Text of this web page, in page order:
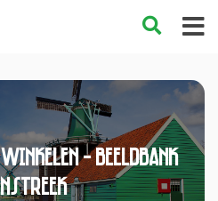
- Beeldbank